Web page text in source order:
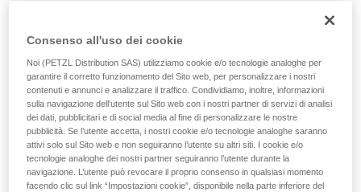
E verificare la lunghezza delle vie sulla guida/mappa.
Consenso all'uso dei cookie
Noi (PETZL Distribution SAS) utilizziamo cookie e/o tecnologie analoghe per
garantire il corretto funzionamento del Sito web, per personalizzare i nostri
contenuti e annunci e analizzare il traffico. Condividiamo, inoltre, informazioni
sulla navigazione dell’utente sul Sito web con i nostri partner di servizi di analisi
dei dati, pubblicitari e di social media al fine di personalizzare le nostre
pubblicità. Se l’utente accetta, i nostri cookie e/o tecnologie analoghe saranno
attivi solo sul Sito web e non seguiranno l’utente su altri siti. I cookie e/o
tecnologie analoghe dei nostri partner seguiranno l’utente durante la
navigazione. L’utente può revocare il proprio consenso in qualsiasi momento
facendo clic sul link “Impostazioni cookie”, disponibile nella parte inferiore del